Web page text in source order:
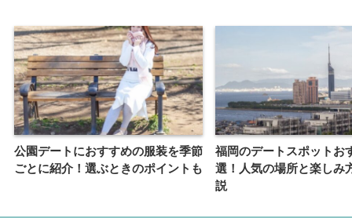
公園デートにおすすめの服装を季節
ごとに紹介！選ぶときのポイントも
福岡のデートスポットお
選！人気の場所と楽しみ
説